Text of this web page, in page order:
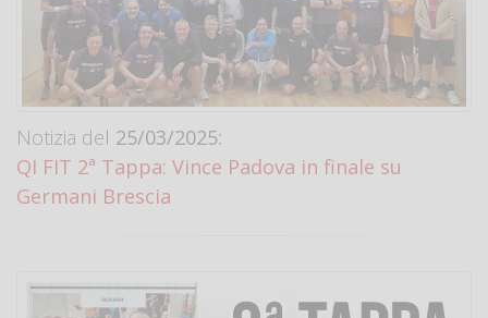
Notizia del 25/03/2025:
QI FIT 2ª Tappa: Vince Padova in finale su
Germani Brescia